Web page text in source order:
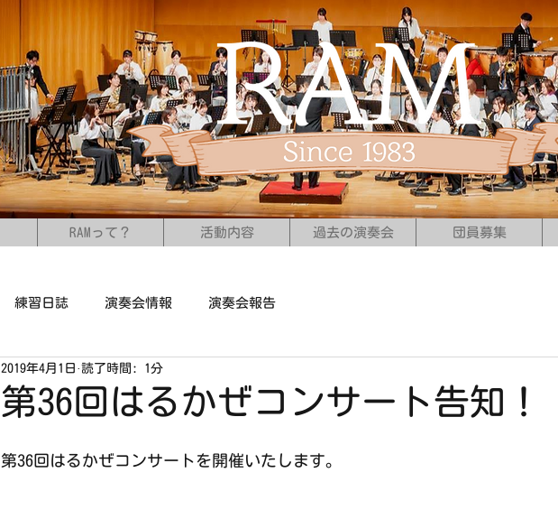
RAMって？ 活動内容 過去の演奏会 団員募集
練習日誌 演奏会情報 演奏会報告
第36回はるかぜコンサート告知！
2019年4月1日 読了時間: 1分
第36回はるかぜコンサートを開催いたします。